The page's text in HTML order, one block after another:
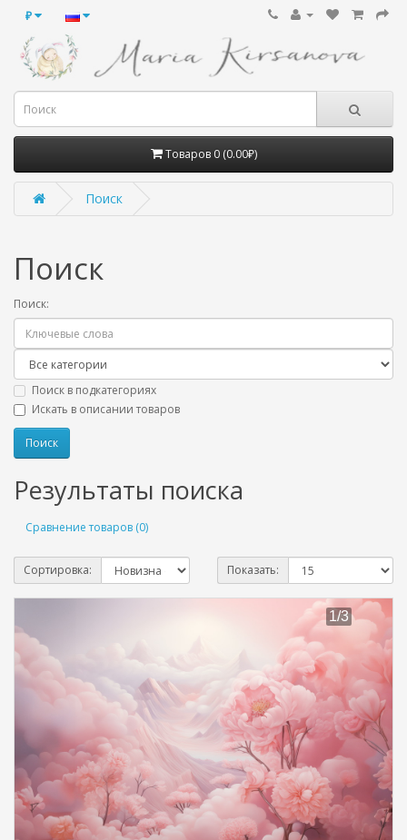
₽
Товаров 0 (0.00₽)
Поиск
Поиск
Поиск:
Поиск в подкатегориях
Искать в описании товаров
Результаты поиска
Сравнение товаров (0)
Сортировка: Показать: